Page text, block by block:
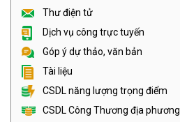
Thư điện tử
Dịch vụ công trực tuyến
Góp ý dự thảo, văn bản
Tài liệu
CSDL năng lượng trọng điểm
CSDL Công Thương địa phương